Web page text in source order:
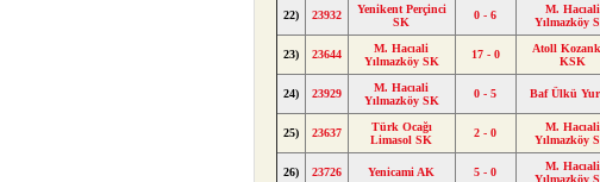
22) 23932
Yenikent Perçinci
SK
0 - 6
M. Hacıali
Yılmazköy
23) 23644
M. Hacıali
Yılmazköy SK
17 - 0
Atoll
KSK
24) 23929
M. Hacıali
Yılmazköy SK
0 - 5 Baf Ülkü
25) 23637
Türk Ocağı
Limasol SK
2 - 0
M. Hacıali
Yılmazköy
26) 23726 Yenicami AK 5 - 0
M. Hacıali
Yılmazköy